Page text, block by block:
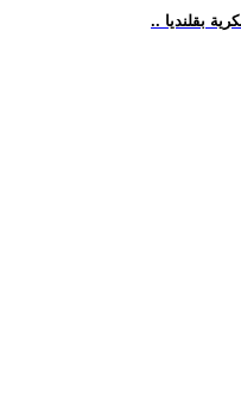
بقلنديا